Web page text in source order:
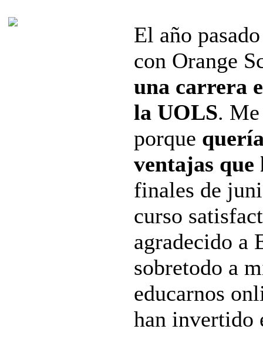
El año
con Orange
una carrera
la UOLS.
porque
ventajas que
finales de
curso
agradecido a
sobretodo a
educarnos
han invertido